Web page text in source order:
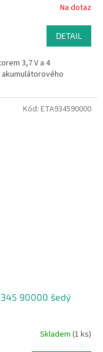
Na dotaz
DETAIL
3,7 V a 4
90000 šedý
Skladem (1 ks)
Kód: ETA934590000